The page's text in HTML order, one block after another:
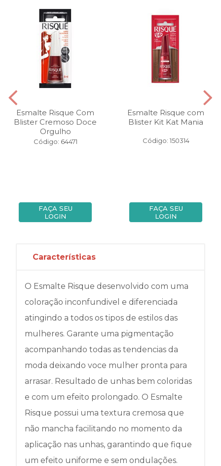
Esmalte Risque Com
Blister Cremoso Doce
Orgulho
Código: 64471
FAÇA SEU
LOGIN
Esmalte Risque com
Blister Kit Kat Mania
Código: 150314
FAÇA SEU
LOGIN
Características
O Esmalte Risque desenvolvido com uma
coloração inconfundivel e diferenciada
atingindo a todos os tipos de estilos das
mulheres. Garante uma pigmentação
acompanhando todas as tendencias da
moda deixando voce mulher pronta para
arrasar. Resultado de unhas bem coloridas
e com um efeito prolongado. O Esmalte
Risque possui uma textura cremosa que
não mancha facilitando no momento da
aplicação nas unhas, garantindo que fique
um efeito uniforme e sem ondulações.